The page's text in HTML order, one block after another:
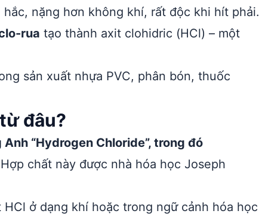
nặng hơn không khí, rất độc khi hít phải.
rua tạo thành axit clohidric (HCl) – một
sản xuất nhựa PVC, phân bón, thuốc
đâu?
“Hydrogen Chloride”, trong đó
Hợp chất này được nhà hóa học Joseph
ở dạng khí hoặc trong ngữ cảnh hóa học